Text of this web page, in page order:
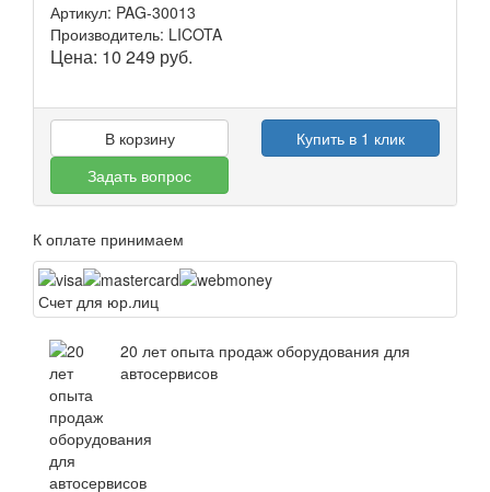
Артикул: PAG-30013
Производитель: LICOTA
Цена: 10 249 руб.
В корзину
Купить в 1 клик
Задать вопрос
К оплате принимаем
Счет для юр.лиц
20 лет опыта продаж оборудования для
автосервисов